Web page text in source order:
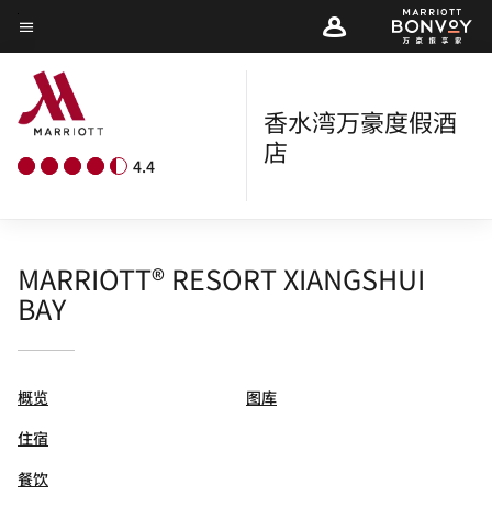
Skip
to
main
content
菜单文本
4.4
香水湾万豪度假酒
店
MARRIOTT® RESORT XIANGSHUI
BAY
概览
住宿
餐饮
图库